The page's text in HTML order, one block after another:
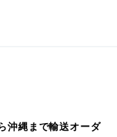
沖縄まで輸送オーダ